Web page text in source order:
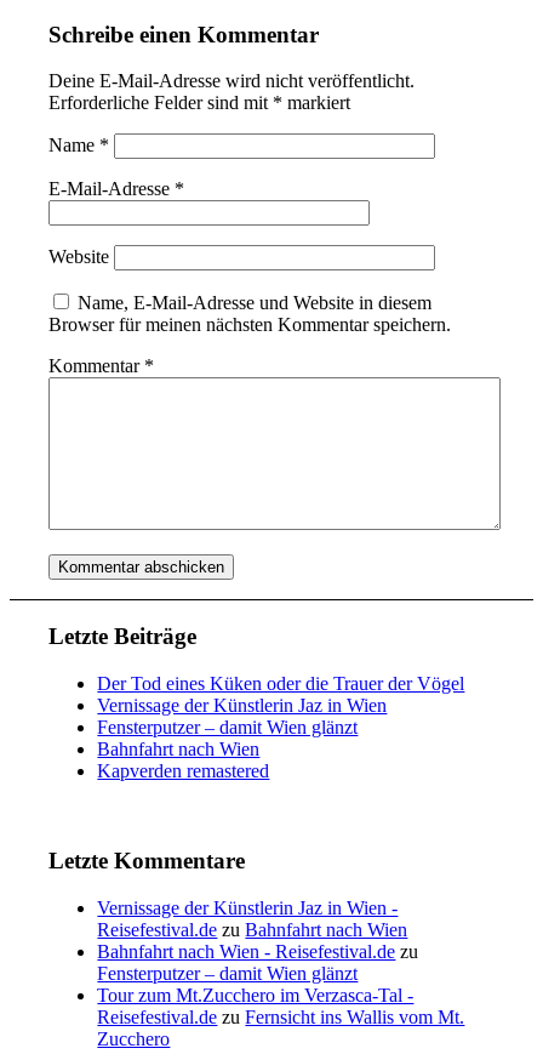
Schreibe einen Kommentar
Deine E-Mail-Adresse wird nicht veröffentlicht.
Erforderliche Felder sind mit * markiert
Name *
E-Mail-Adresse *
Website
Name, E-Mail-Adresse und Website in diesem
Browser für meinen nächsten Kommentar speichern.
Kommentar *
Letzte Beiträge
Der Tod eines Küken oder die Trauer der Vögel
Vernissage der Künstlerin Jaz in Wien
Fensterputzer – damit Wien glänzt
Bahnfahrt nach Wien
Kapverden remastered
Letzte Kommentare
Vernissage der Künstlerin Jaz in Wien -
Reisefestival.de zuBahnfahrt nach Wien
Bahnfahrt nach Wien - Reisefestival.de zu
Fensterputzer – damit Wien glänzt
Tour zum Mt.Zucchero im Verzasca-Tal -
Reisefestival.de zuFernsicht ins Wallis vom Mt.
Zucchero